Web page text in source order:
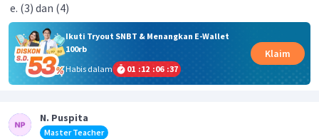
(3) dan (4)
Ikuti Tryout SNBT & Menangkan E-Wallet
100rb
Habis dalam
01 :12 :06 :37
Klaim
N. Puspita
Master Teacher